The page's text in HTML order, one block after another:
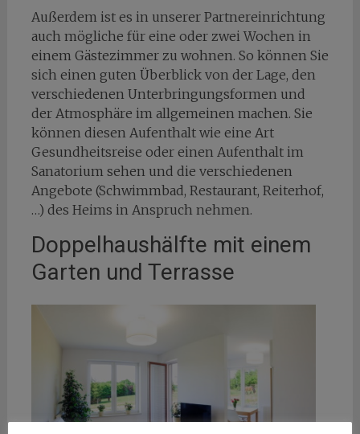
Außerdem ist es in unserer Partnereinrichtung
auch mögliche für eine oder zwei Wochen in
einem Gästezimmer zu wohnen. So können Sie
sich einen guten Überblick von der Lage, den
verschiedenen Unterbringungsformen und
der Atmosphäre im allgemeinen machen. Sie
können diesen Aufenthalt wie eine Art
Gesundheitsreise oder einen Aufenthalt im
Sanatorium sehen und die verschiedenen
Angebote (Schwimmbad, Restaurant, Reiterhof,
…) des Heims in Anspruch nehmen.
Doppelhaushälfte mit einem
Garten und Terrasse